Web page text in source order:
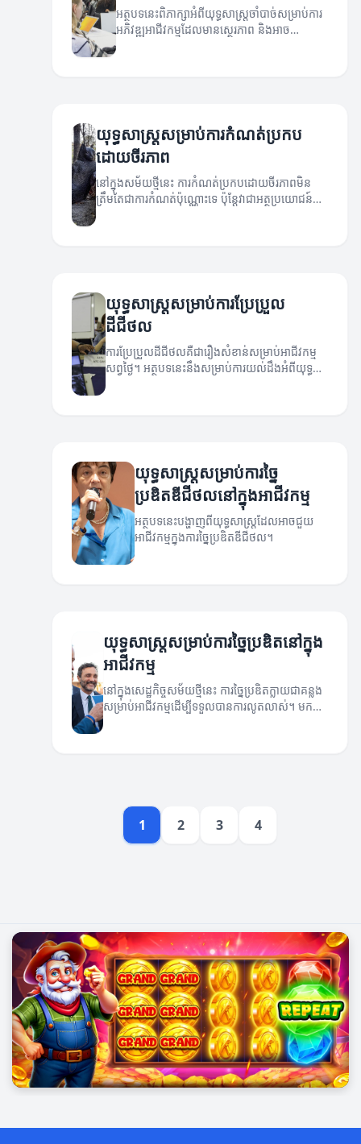
អត្ថបទនេះពិភាក្សាអំពីយុទ្ធសាស្ត្រចាំបាច់សម្រាប់ការ
អភិវឌ្ឍអាជីវកម្មដែលមានស្ថេរភាព និងអាច
យុទ្ធសាស្ត្រសម្រាប់ការកំណត់ប្រកប
ដោយចីរភាព
នៅក្នុងសម័យថ្មីនេះ ការកំណត់ប្រកបដោយចីរភាពមិន
ត្រឹមតែជាការកំណត់ប៉ុណ្ណោះទេ ប៉ុន្តែវាជាអត្ថប្រយោជន៍
សំខាន់សម្រាប់អាជីវកម្ម។ អត្ថបទនេះនឹងបង្ហាញពីយុទ្ធ
យុទ្ធសាស្ត្រ​សម្រាប់​ការប្រែប្រួល
ដីជីថល
ការប្រែប្រួលដីជីថលគឺជារឿងសំខាន់សម្រាប់អាជីវកម្ម
សព្វថ្ងៃ។ អត្ថបទនេះនឹងសម្រាប់ការយល់ដឹងអំពីយុទ្ធ
យុទ្ធសាស្ត្រសម្រាប់ការច្នៃ
ប្រឌិតឌីជីថលនៅក្នុងអាជីវកម្ម
អត្ថបទនេះបង្ហាញពីយុទ្ធសាស្ត្រដែលអាចជួយ
អាជីវកម្មក្នុងការច្នៃប្រឌិតឌីជីថល។
យុទ្ធសាស្ត្រសម្រាប់ការច្នៃប្រឌិតនៅក្នុង
អាជីវកម្ម
នៅក្នុងសេដ្ឋកិច្ចសម័យថ្មីនេះ ការច្នៃប្រឌិតក្លាយជាគន្លង
សម្រាប់អាជីវកម្មដើម្បីទទួលបានការលូតលាស់។ មក
1 2 3 4